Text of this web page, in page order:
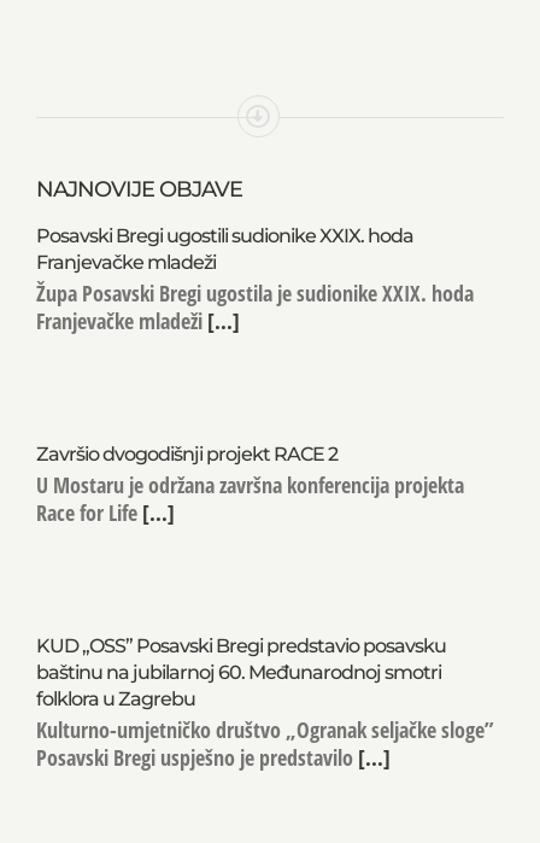
NAJNOVIJE OBJAVE
Posavski Bregi ugostili sudionike XXIX. hoda
Franjevačke mladeži
Župa Posavski Bregi ugostila je sudionike XXIX. hoda
Franjevačke mladeži [...]
Završio dvogodišnji projekt RACE 2
U Mostaru je održana završna konferencija projekta
Race for Life [...]
KUD „OSS” Posavski Bregi predstavio posavsku
baštinu na jubilarnoj 60. Međunarodnoj smotri
folklora u Zagrebu
Kulturno-umjetničko društvo „Ogranak seljačke sloge”
Posavski Bregi uspješno je predstavilo [...]